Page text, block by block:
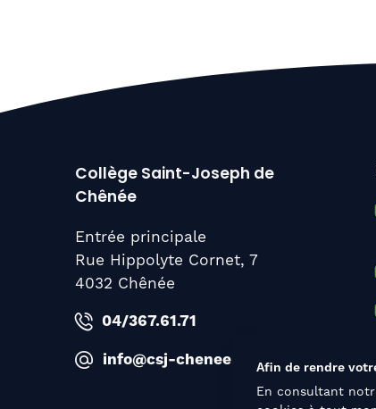
Collège Saint-Joseph de
Chênée
Entrée principale
Rue Hippolyte Cornet, 7
4032 Chênée
04/367.61.71
info@csj-chenee.be
Afin de rendre
En consultant